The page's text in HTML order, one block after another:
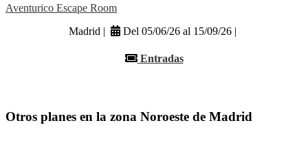
Aventurico Escape Room
Madrid |
Del 05/06/26 al 15/09/26 |
Entradas
Otros planes en la zona Noroeste de Madrid